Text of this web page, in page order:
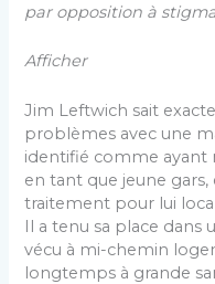
par opposition à
Afficher
Jim Leftwich sait
problèmes avec une
identifié comme ayant
en tant que jeune gars,
traitement pour lui
Il a tenu sa place dans
vécu à mi-chemin
longtemps à grande